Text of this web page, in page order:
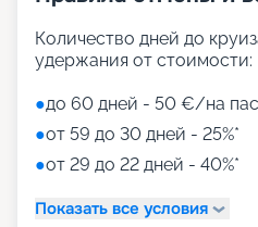
Количество дней до
удержания от стоимости:
●до 60 дней - 50 €/на
●от 59 до 30 дней - 25%*
●от 29 до 22 дней - 40%*
Показать все условия